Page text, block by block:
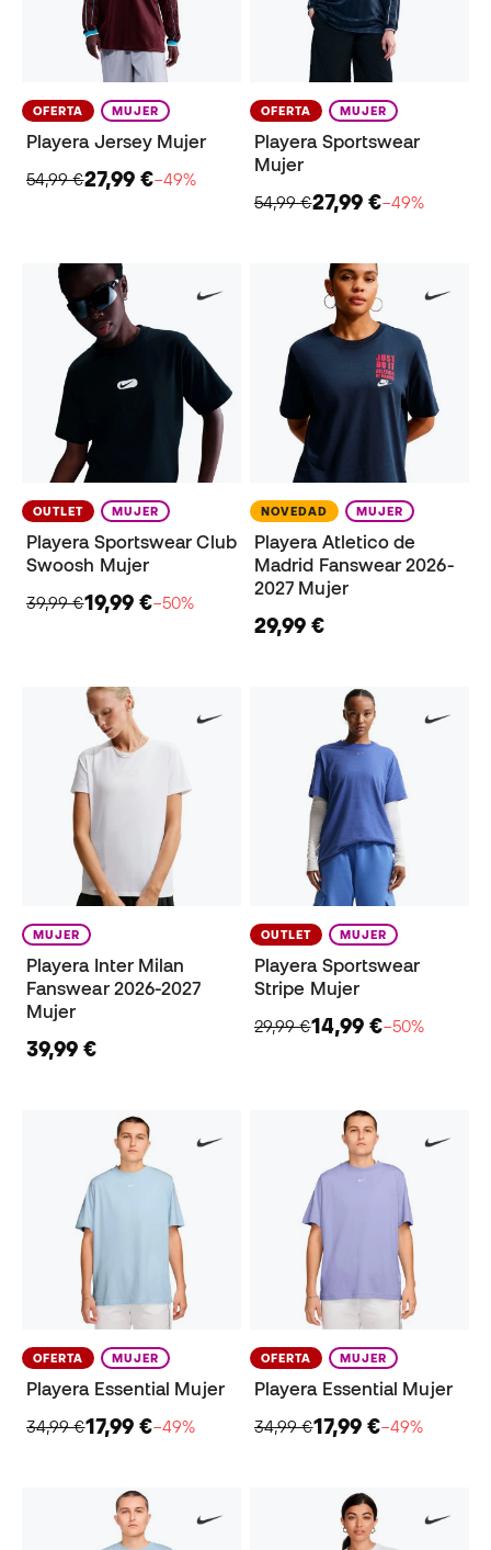
OFERTA MUJER
Playera Jersey Mujer
54,99 €27,99 €−49%
OFERTA MUJER
Playera Sportswear
Mujer
54,99 €27,99 €−49%
OUTLET MUJER
Playera Sportswear Club
Swoosh Mujer
39,99 €19,99 €−50%
NOVEDAD MUJER
Playera Atletico de
Madrid Fanswear 2026-
2027 Mujer
29,99 €
MUJER
Playera Inter Milan
Fanswear 2026-2027
Mujer
39,99 €
OUTLET MUJER
Playera Sportswear
Stripe Mujer
29,99 €14,99 €−50%
OFERTA MUJER
Playera Essential Mujer
34,99 €17,99 €−49%
OFERTA MUJER
Playera Essential Mujer
34,99 €17,99 €−49%